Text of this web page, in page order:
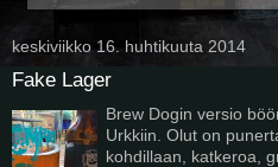
keskiviikko 16. huhtikuuta 2014
Fake Lager
Brew Dogin versio
Urkkiin. Olut on
kohdillaan, katkeroa,